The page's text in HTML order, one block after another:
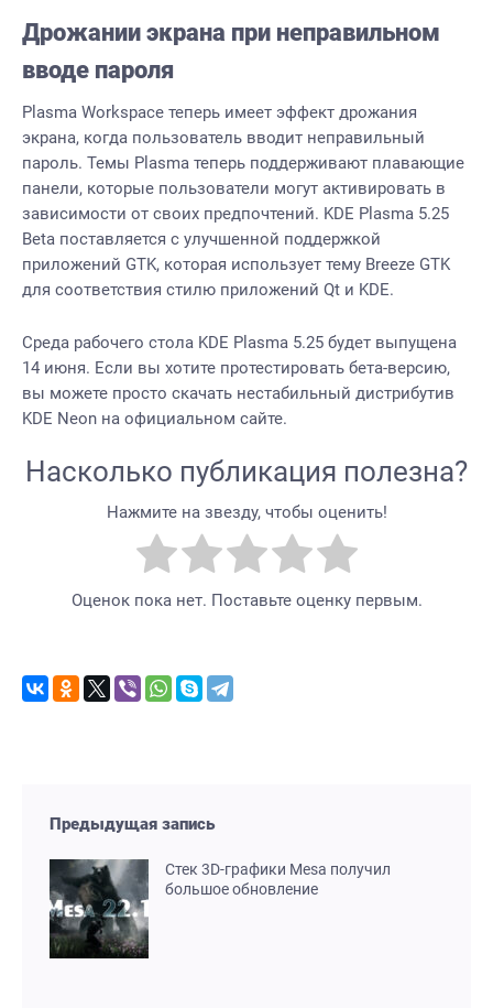
Дрожании экрана при неправильном
вводе пароля
Plasma Workspace теперь имеет эффект дрожания
экрана, когда пользователь вводит неправильный
пароль. Темы Plasma теперь поддерживают плавающие
панели, которые пользователи могут активировать в
зависимости от своих предпочтений. KDE Plasma 5.25
Beta поставляется с улучшенной поддержкой
приложений GTK, которая использует тему Breeze GTK
для соответствия стилю приложений Qt и KDE.
Среда рабочего стола KDE Plasma 5.25 будет выпущена
14 июня. Если вы хотите протестировать бета-версию,
вы можете просто скачать нестабильный дистрибутив
KDE Neon на официальном сайте.
Насколько публикация полезна?
Нажмите на звезду, чтобы оценить!
Оценок пока нет. Поставьте оценку первым.
Предыдущая запись
Стек 3D-графики Mesa получил
большое обновление